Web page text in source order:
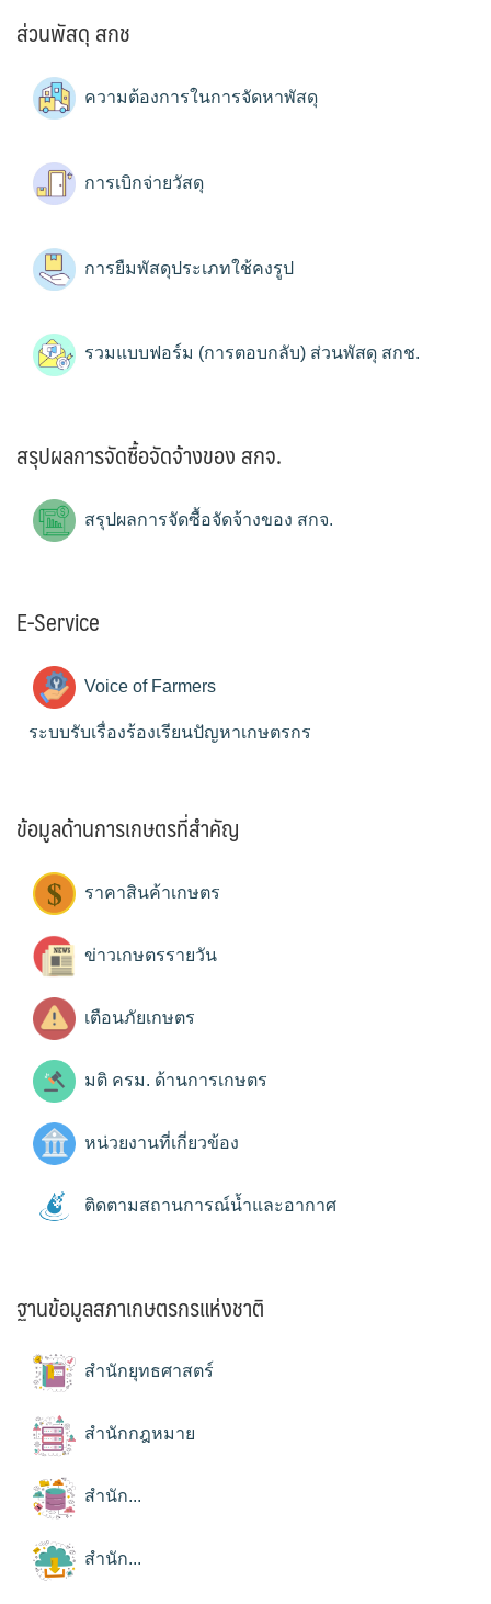
ส่วนพัสดุ สกช
ความต้องการในการจัดหาพัสดุ
การเบิกจ่ายวัสดุ
การยืมพัสดุประเภทใช้คงรูป
รวมแบบฟอร์ม (การตอบกลับ) ส่วนพัสดุ สกช.
สรุปผลการจัดซื้อจัดจ้างของ สกจ.
สรุปผลการจัดซื้อจัดจ้างของ สกจ.
E-Service
Voice of Farmers
ระบบรับเรื่องร้องเรียนปัญหาเกษตรกร
ข้อมูลด้านการเกษตรที่สำคัญ
ราคาสินค้าเกษตร
ข่าวเกษตรรายวัน
เตือนภัยเกษตร
มติ ครม. ด้านการเกษตร
หน่วยงานที่เกี่ยวข้อง
ติดตามสถานการณ์น้ำและอากาศ
ฐานข้อมูลสภาเกษตรกรแห่งชาติ
สำนักยุทธศาสตร์
สำนักกฎหมาย
สำนัก...
สำนัก...